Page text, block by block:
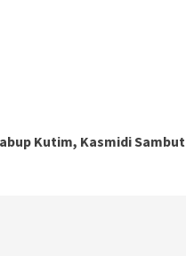
Kutim, Kasmidi